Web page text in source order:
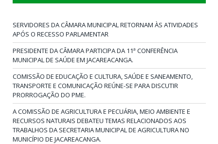
SERVIDORES DA CÂMARA MUNICIPAL RETORNAM ÀS ATIVIDADES
APÓS O RECESSO PARLAMENTAR
PRESIDENTE DA CÂMARA PARTICIPA DA 11ª CONFERÊNCIA
MUNICIPAL DE SAÚDE EM JACAREACANGA.
COMISSÃO DE EDUCAÇÃO E CULTURA, SAÚDE E SANEAMENTO,
TRANSPORTE E COMUNICAÇÃO REÚNE-SE PARA DISCUTIR
PRORROGAÇÃO DO PME.
A COMISSÃO DE AGRICULTURA E PECUÁRIA, MEIO AMBIENTE E
RECURSOS NATURAIS DEBATEU TEMAS RELACIONADOS AOS
TRABALHOS DA SECRETARIA MUNICIPAL DE AGRICULTURA NO
MUNICÍPIO DE JACAREACANGA.